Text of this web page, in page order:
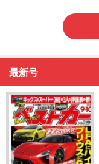
最新号